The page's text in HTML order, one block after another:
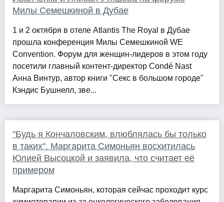
Милы Семешкиной в Дубае
1 и 2 октября в отеле Atlantis The Royal в Дубае
прошла конференция Милы Семешкиной WE
Convention. Форум для женщин-лидеров в этом году
посетили главный контент-директор Condé Nast
Анна Винтур, автор книги "Секс в большом городе"
Кэндис Бушнелл, зве...
"Будь я Кончаловским, влюблялась бы только
в таких". Маргарита Симоньян восхитилась
Юлией Высоцкой и заявила, что считает её
примером
Маргарита Симоньян, которая сейчас проходит курс